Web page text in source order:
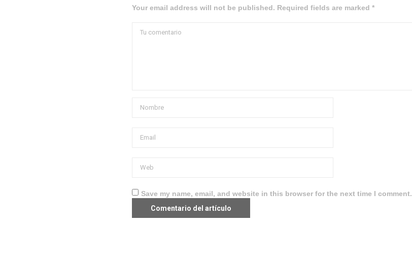
Your email address will not be published. Required fields are marked *
Save my name, email, and website in this browser for the next time I comment.